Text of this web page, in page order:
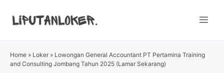
Home » Loker » Lowongan General Accountant PT Pertamina Training
and Consulting Jombang Tahun 2025 (Lamar Sekarang)